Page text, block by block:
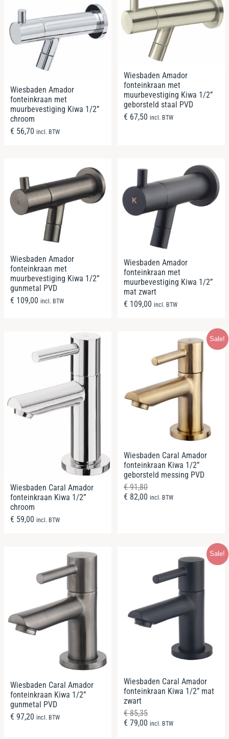
Wiesbaden Amador
fonteinkraan met
muurbevestiging Kiwa 1/2”
chroom
€ 56,70 incl. BTW
Wiesbaden Amador
fonteinkraan met
muurbevestiging Kiwa 1/2”
geborsteld staal PVD
€ 67,50 incl. BTW
Wiesbaden Amador
fonteinkraan met
muurbevestiging Kiwa 1/2”
gunmetal PVD
€ 109,00 incl. BTW
Wiesbaden Amador
fonteinkraan met
muurbevestiging Kiwa 1/2”
mat zwart
€ 109,00 incl. BTW
Wiesbaden Caral Amador
fonteinkraan Kiwa 1/2”
chroom
€ 59,00 incl. BTW
Sale!
Wiesbaden Caral Amador
fonteinkraan Kiwa 1/2”
geborsteld messing PVD
€91,80
€ 82,00 incl. BTW
Wiesbaden Caral Amador
fonteinkraan Kiwa 1/2”
gunmetal PVD
€ 97,20 incl. BTW
Sale!
Wiesbaden Caral Amador
fonteinkraan Kiwa 1/2” mat
zwart
€85,35
€ 79,00 incl. BTW